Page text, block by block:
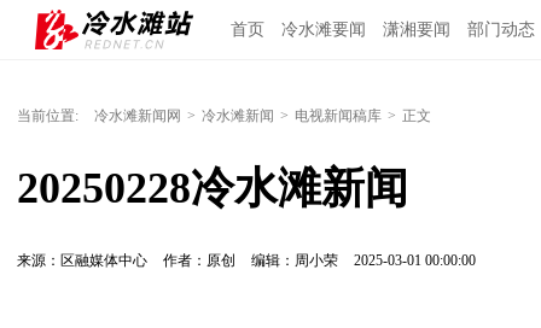
首页 冷水滩要闻 潇湘要闻 部门动态
当前位置: 冷水滩新闻网 > 冷水滩新闻 > 电视新闻稿库 > 正文
20250228冷水滩新闻
来源：区融媒体中心 作者：原创 编辑：周小荣 2025-03-01 00:00:00